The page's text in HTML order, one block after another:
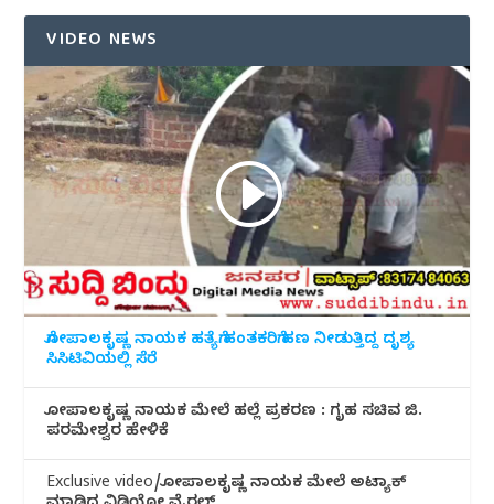
VIDEO NEWS
ಗೋಪಾಲಕೃಷ್ಣ ನಾಯಕ ಹತ್ಯೆಗೆ ಹಂತಕರಿಗೆ ಹಣ ನೀಡುತ್ತಿದ್ದ ದೃಶ್ಯ
ಸಿಸಿಟಿವಿಯಲ್ಲಿ ಸೆರೆ
ಗೋಪಾಲಕೃಷ್ಣ ನಾಯಕ ಮೇಲೆ ಹಲ್ಲೆ ಪ್ರಕರಣ : ಗೃಹ ಸಚಿವ ಜಿ.
ಪರಮೇಶ್ವರ ಹೇಳಿಕೆ
Exclusive video/ಗೋಪಾಲಕೃಷ್ಣ ನಾಯಕ ಮೇಲೆ ಅಟ್ಯಾಕ್